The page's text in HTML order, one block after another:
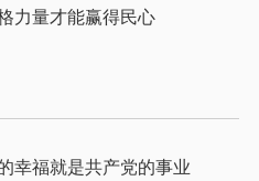
学习手记｜共产党人拥有人格力量才能赢得民心